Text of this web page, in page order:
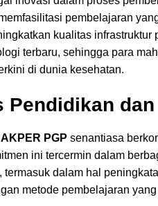
pembelajaran
kualitas infrastruktur
terbaru, sehingga para
di dunia kesehatan.
Pendidikan
AKPER PGP senantiasa
ini tercermin dalam
dalam hal
metode pembelajaran